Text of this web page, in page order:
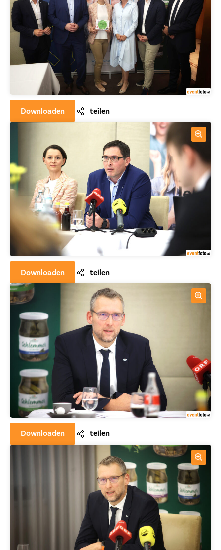
Downloaden teilen
Downloaden teilen
Downloaden teilen